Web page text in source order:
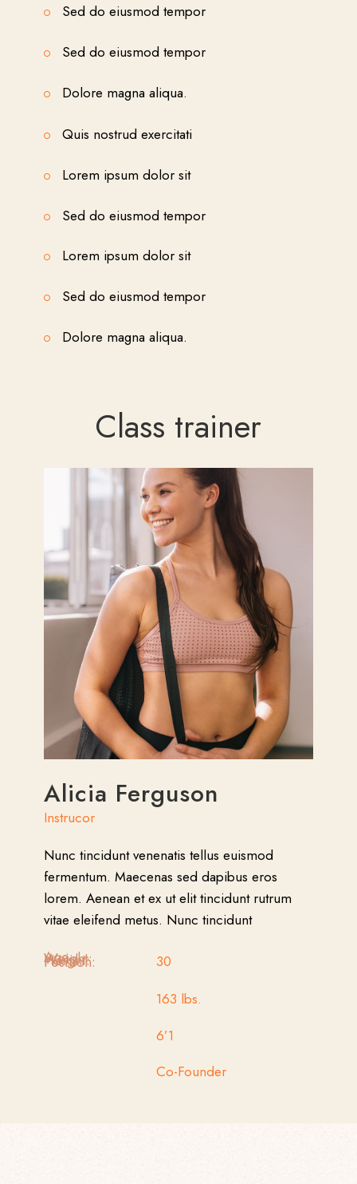
Sed do eiusmod tempor
Sed do eiusmod tempor
Dolore magna aliqua.
Quis nostrud exercitati
Lorem ipsum dolor sit
Sed do eiusmod tempor
Lorem ipsum dolor sit
Sed do eiusmod tempor
Dolore magna aliqua.
Class trainer
Alicia Ferguson
Instrucor
Nunc tincidunt venenatis tellus euismod
fermentum. Maecenas sed dapibus eros
lorem. Aenean et ex ut elit tincidunt rutrum
vitae eleifend metus. Nunc tincidunt
Age:
Weight:
Height:
Position:
30
163 lbs.
6’1
Co-Founder